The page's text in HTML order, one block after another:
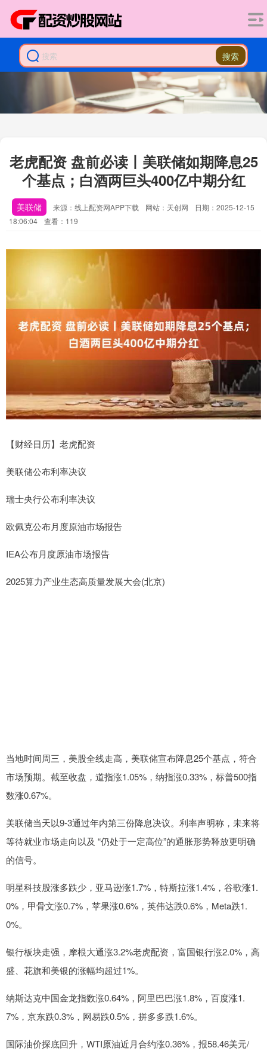
搜索
老虎配资 盘前必读丨美联储如期降息25
个基点；白酒两巨头400亿中期分红
美联储 来源：线上配资网APP下载 网站：天创网
日期：2025-12-15
18:06:04
查看：119
【财经日历】老虎配资
美联储公布利率决议
瑞士央行公布利率决议
欧佩克公布月度原油市场报告
IEA公布月度原油市场报告
2025算力产业生态高质量发展大会(北京)
当地时间周三，美股全线走高，美联储宣布降息25个基点，符合
市场预期。截至收盘，道指涨1.05%，纳指涨0.33%，标普500指
数涨0.67%。
美联储当天以9-3通过年内第三份降息决议。利率声明称，未来将
等待就业市场走向以及 “仍处于一定高位”的通胀形势释放更明确
的信号。
明星科技股涨多跌少，亚马逊涨1.7%，特斯拉涨1.4%，谷歌涨1.
0%，甲骨文涨0.7%，苹果涨0.6%，英伟达跌0.6%，Meta跌1.
0%。
银行板块走强，摩根大通涨3.2%老虎配资，富国银行涨2.0%，高
盛、花旗和美银的涨幅均超过1%。
纳斯达克中国金龙指数涨0.64%，阿里巴巴涨1.8%，百度涨1.
7%，京东跌0.3%，网易跌0.5%，拼多多跌1.6%。
国际油价探底回升，WTI原油近月合约涨0.36%，报58.46美元/